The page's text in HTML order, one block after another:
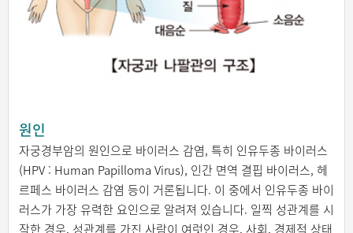
원인
자궁경부암의 원인으로 바이러스 감염, 특히 인유두종 바이러스
(HPV : Human Papilloma Virus), 인간 면역 결핍 바이러스, 헤
르페스 바이러스 감염 등이 거론됩니다. 이 중에서 인유두종 바이
러스가 가장 유력한 요인으로 알려져 있습니다. 일찍 성관계를 시
작한 경우, 성관계를 가진 사람이 여럿인 경우, 사회, 경제적 상태